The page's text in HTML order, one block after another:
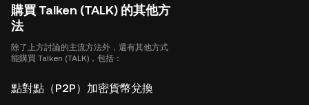
購買 Talken (TALK) 的其他方
法
除了上方討論的主流方法外，還有其他方式
能購買 Talken (TALK)，包括：
點對點（P2P）加密貨幣兌換